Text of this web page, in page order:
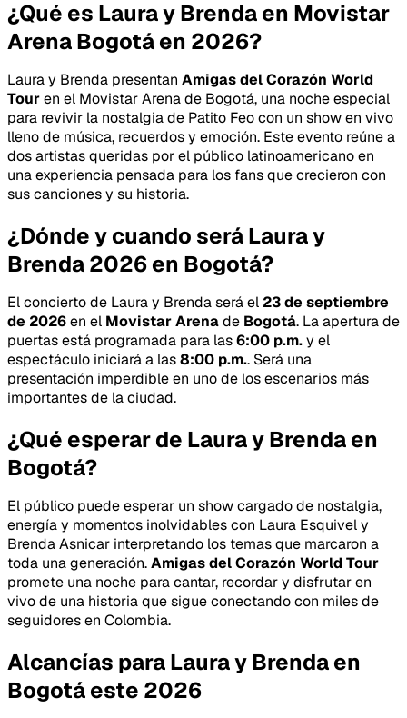
¿Qué es Laura y Brenda en Movistar
Arena Bogotá en 2026?
Laura y Brenda presentan Amigas del Corazón World
Touren el Movistar Arena de Bogotá, una noche especial
para revivir la nostalgia de Patito Feocon un show en vivo
lleno de música, recuerdos y emoción. Este evento reúne a
dos artistas queridas por el público latinoamericano en
una experiencia pensada para los fans que crecieron con
sus canciones y su historia.
¿Dónde y cuando será Laura y
Brenda 2026 en Bogotá?
El concierto de Laura y Brenda será el 23 de septiembre
de 2026en el Movistar Arenade Bogotá. La apertura de
puertas está programada para las6:00 p.m.y el
espectáculo iniciará a las8:00 p.m.. Será una
presentación imperdible en uno de los escenarios más
importantes de la ciudad.
¿Qué esperar de Laura y Brenda en
Bogotá?
El público puede esperar un show cargado de nostalgia,
energía y momentos inolvidables con Laura Esquivel y
Brenda Asnicar interpretando los temas que marcaron a
toda una generación.Amigas del Corazón World Tour
promete una noche para cantar, recordar y disfrutar en
vivo de una historia que sigue conectando con miles de
seguidores en Colombia.
Alcancías para Laura y Brenda en
Bogotá este 2026